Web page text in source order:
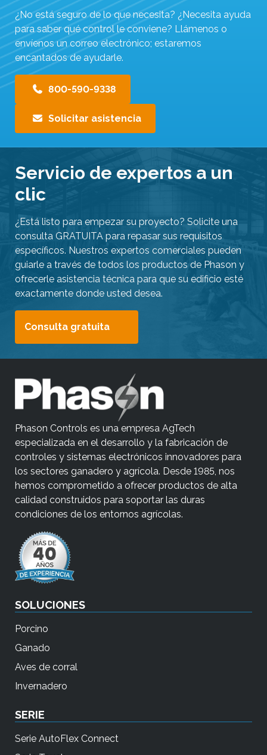
¿No está seguro de lo que necesita? ¿Necesita ayuda
para saber qué control le conviene? Llámenos o
envíenos un correo electrónico; estaremos
encantados de ayudarle.
800-590-9338
Solicitar asistencia
Servicio de expertos a un
clic
¿Está listo para empezar su proyecto? Solicite una
consulta GRATUITA para repasar sus requisitos
específicos. Nuestros expertos comerciales pueden
guiarle a través de todos los productos de Phason y
ofrecerle asistencia técnica para que su edificio esté
exactamente donde usted desea.
Consulta gratuita
Phason Controls es una empresa AgTech
especializada en el desarrollo y la fabricación de
controles y sistemas electrónicos innovadores para
los sectores ganadero y agrícola. Desde 1985, nos
hemos comprometido a ofrecer productos de alta
calidad construidos para soportar las duras
condiciones de los entornos agrícolas.
SOLUCIONES
Porcino
Ganado
Aves de corral
Invernadero
SERIE
Serie AutoFlex Connect